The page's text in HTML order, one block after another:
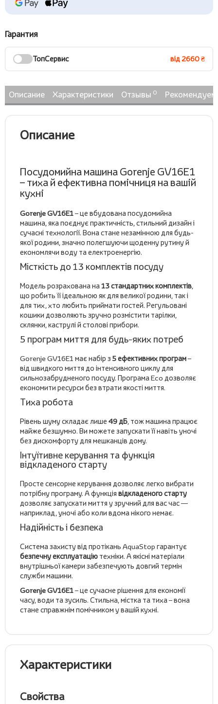
Гарантия
ТопСервис від 2660 ₴
Описание Характеристики Отзывы 0
Описание
Посудомийна машина Gorenje GV16E1
– тиха й ефективна помічниця на вашій
кухні
Gorenje GV16E1– це вбудована посудомийна
машина, яка поєднує практичність, стильний дизайн і
сучасні технології. Вона стане незамінною для будь-
якої родини, значно полегшуючи щоденну рутину й
економлячи воду та електроенергію.
Місткість до 13 комплектів посуду
Модель розрахована на13 стандартних комплектів,
що робить її ідеальною як для великої родини, так і
для тих, хто любить приймати гостей. Регульовані
кошики дозволяють зручно розмістити тарілки,
склянки, каструлі й столові прибори.
5 програм миття для будь-яких потреб
Gorenje GV16E1 має набір з 5 ефективних програм–
від швидкого миття до інтенсивного циклу для
сильнозабрудненого посуду. Програма Eco дозволяє
економити ресурси без втрати якості миття.
Тиха робота
Рівень шуму складає лише 49 дБ, тож машина працює
майже безшумно. Ви можете запускати її навіть уночі
без дискомфорту для мешканців дому.
Інтуїтивне керування та функція
відкладеного старту
Просте сенсорне керування дозволяє легко вибрати
потрібну програму. А функція відкладеного старту
дозволяє запускати миття у зручний для вас час —
наприклад, уночі або коли вдома нікого немає.
Надійність і безпека
Система захисту від протікань AquaStop гарантує
безпечну експлуатацію техніки. А якісні матеріали
внутрішньої камери забезпечують довгий термін
служби машини.
Gorenje GV16E1– це сучасне рішення для економії
часу, води та зусиль. Стильна, містка та тиха – вона
стане справжнім помічником у вашій кухні.
Характеристики
Свойства